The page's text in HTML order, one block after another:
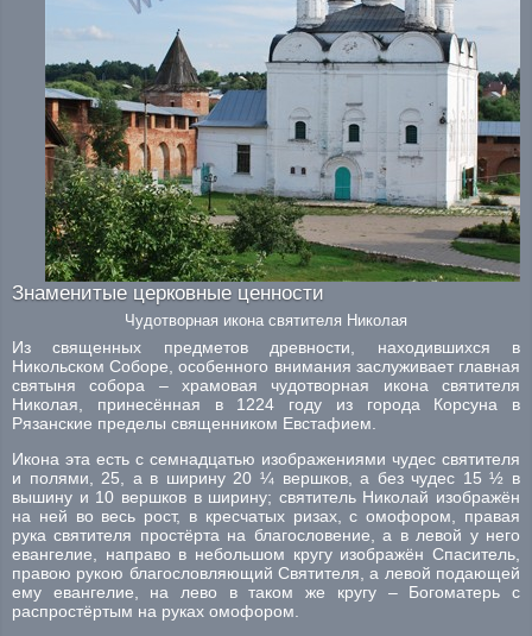
Знаменитые церковные ценности
Чудотворная икона святителя Николая
Из священных предметов древности, находившихся в
Никольском Соборе, особенного внимания заслуживает главная
святыня собора – храмовая чудотворная икона святителя
Николая, принесённая в 1224 году из города Корсуна в
Рязанские пределы священником Евстафием.
Икона эта есть с семнадцатью изображениями чудес святителя
и полями, 25, а в ширину 20 ¼ вершков, а без чудес 15 ½ в
вышину и 10 вершков в ширину; святитель Николай изображён
на ней во весь рост, в кресчатых ризах, с омофором, правая
рука святителя простёрта на благословение, а в левой у него
евангелие, направо в небольшом кругу изображён Спаситель,
правою рукою благословляющий Святителя, а левой подающей
ему евангелие, на лево в таком же кругу – Богоматерь с
распростёртым на руках омофором.